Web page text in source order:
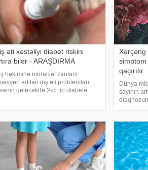
əti xəstəliyi diabet riskini
bilər - ARAŞDIRMA
həkiminə müraciət zamanı
edilən diş əti problemləri
gələcəkdə 2-ci tip diabetə
Xərçəng
simptom
qaçırılır
Dünya
sayının
Məşhur
xərçəng